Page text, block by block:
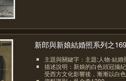
新郎與新娘結婚照系列之169
主題與關鍵字：主題:人物-結婚
描述說明：新娘的白色頭冠攝
受西方文化影響後，漸漸以白